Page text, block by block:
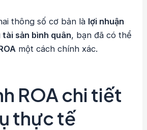
thông số cơ bản là lợi nhuận
sản bình quân, bạn đã có thể
một cách chính xác.
ROA chi tiết
thực tế